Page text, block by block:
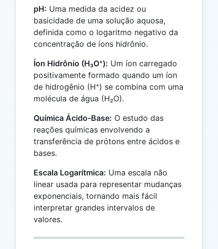
pH: Uma medida da acidez ou
basicidade de uma solução aquosa,
definida como o logaritmo negativo da
concentração de íons hidrônio.
Íon Hidrônio (H₃O⁺): Um íon carregado
positivamente formado quando um íon
de hidrogênio (H⁺) se combina com uma
molécula de água (H₂O).
Química Ácido-Base: O estudo das
reações químicas envolvendo a
transferência de prótons entre ácidos e
bases.
Escala Logarítmica: Uma escala não
linear usada para representar mudanças
exponenciais, tornando mais fácil
interpretar grandes intervalos de
valores.